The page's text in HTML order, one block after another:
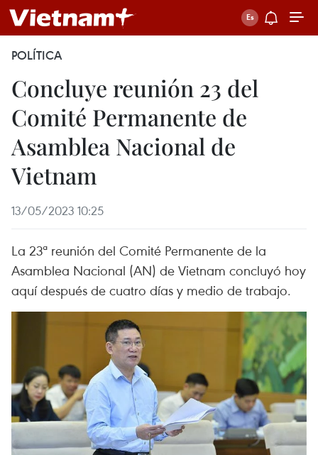
POLÍTICA
Concluye reunión 23 del
Comité Permanente de
Asamblea Nacional de
Vietnam
13/05/2023 10:25
La 23ª reunión del Comité Permanente de la
Asamblea Nacional (AN) de Vietnam concluyó hoy
aquí después de cuatro días y medio de trabajo.